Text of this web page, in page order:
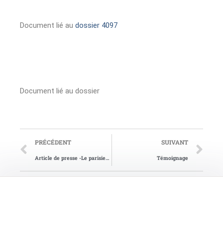
Document lié au dossier 4097
Document lié au dossier
PRÉCÉDENT
Article de presse -Le parisien du 18/01/2016
SUIVANT
Témoignage